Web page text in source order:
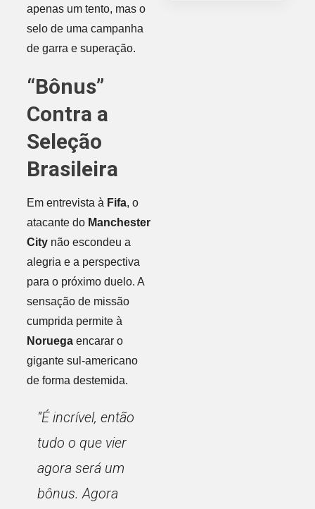
apenas um tento, mas o
selo de uma campanha
de garra e superação.
“Bônus”
Contra a
Seleção
Brasileira
Em entrevista à Fifa, o
atacante do Manchester
Citynão escondeu a
alegria e a perspectiva
para o próximo duelo. A
sensação de missão
cumprida permite à
Noruegaencarar o
gigante sul-americano
de forma destemida.
“É incrível, então
tudo o que vier
agora será um
bônus. Agora